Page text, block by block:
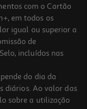
E Frango 390g
com o Cartão
em todos os
igual ou superior a
de
incluídos nas
do dia da
diários. Ao valor das
sobre a utilização